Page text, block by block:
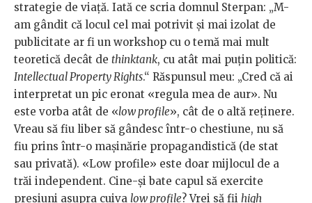
strategie de viață. Iată ce scria domnul Sterpan: „M-
am gândit că locul cel mai potrivit și mai izolat de
publicitate ar fi un workshop cu o temă mai mult
teoretică decât de thinktank, cu atât mai puțin politică:
Intellectual Property Rights.“ Răspunsul meu: „Cred că ai
interpretat un pic eronat «regula mea de aur». Nu
este vorba atât de «low profile», cât de o altă reținere.
Vreau să fiu liber să gândesc într-o chestiune, nu să
fiu prins într-o mașinărie propagandistică (de stat
sau privată). «Low profile» este doar mijlocul de a
trăi independent. Cine-și bate capul să exercite
presiuni asupra cuiva low profile? Vrei să fii high